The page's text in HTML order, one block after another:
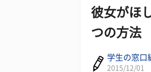
彼女がほ
つの方法
学生の窓口
2015/12/01